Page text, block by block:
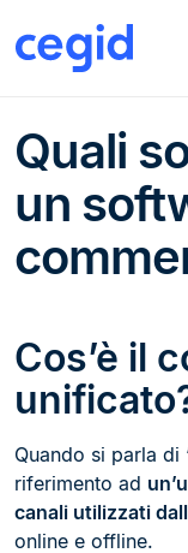
Quali
un
Cos’è il
Quando si parla di
riferimento ad
canali utilizzati
online e offline.